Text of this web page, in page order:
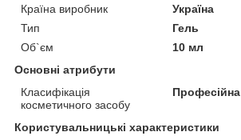
Країна виробник
Україна
Тип
Гель
Об`єм
10 мл
Основні атрибути
Класифікація
косметичного засобу
Професійна
Користувальницькі характеристики